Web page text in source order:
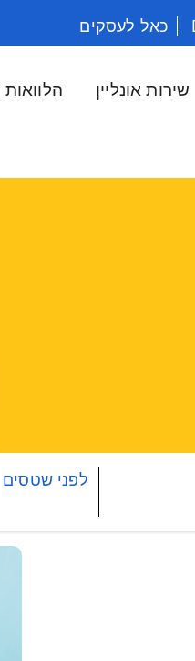
כאל לעסקים
שירות אונליין
לפני שטסים